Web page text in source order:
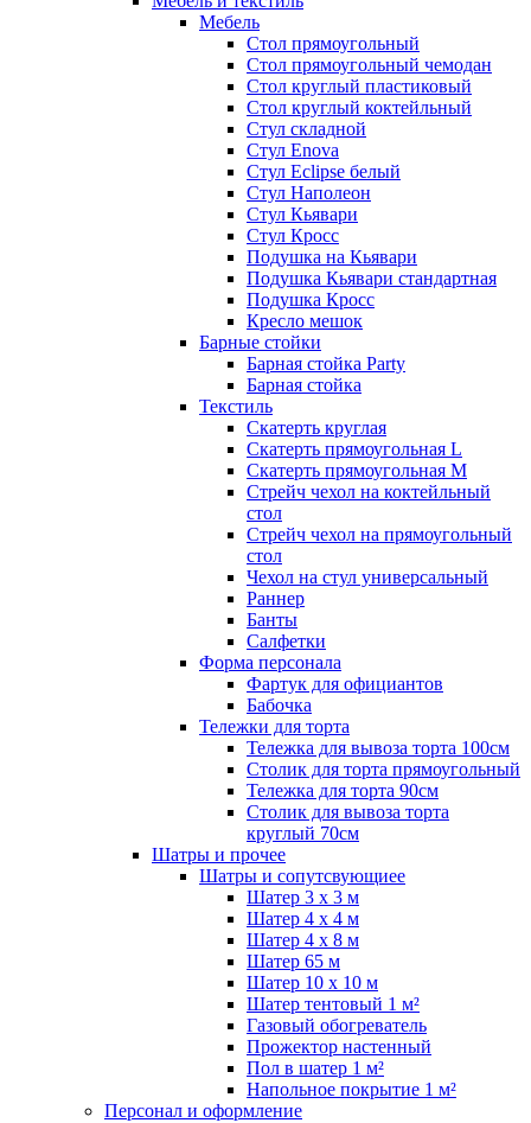
Мебель
Стол прямоугольный
Стол прямоугольный чемодан
Стол круглый пластиковый
Стол круглый коктейльный
Стул складной
Стул Enova
Стул Eclipse белый
Стул Наполеон
Стул Кьявари
Стул Кросс
Подушка на Кьявари
Подушка Кьявари стандартная
Подушка Кросс
Кресло мешок
Барные стойки
Барная стойка Party
Барная стойка
Текстиль
Скатерть круглая
Скатерть прямоугольная L
Скатерть прямоугольная M
Стрейч чехол на коктейльный
стол
Стрейч чехол на прямоугольный
стол
Чехол на стул универсальный
Раннер
Банты
Салфетки
Форма персонала
Фартук для официантов
Бабочка
Тележки для торта
Тележка для вывоза торта 100см
Столик для торта прямоугольный
Тележка для торта 90см
Столик для вывоза торта
круглый 70см
Шатры и прочее
Шатры и сопутсвующиее
Шатер 3 х 3 м
Шатер 4 х 4 м
Шатер 4 х 8 м
Шатер 65 м
Шатер 10 х 10 м
Шатер тентовый 1 м²
Газовый обогреватель
Прожектор настенный
Пол в шатер 1 м²
Напольное покрытие 1 м²
Персонал и оформление